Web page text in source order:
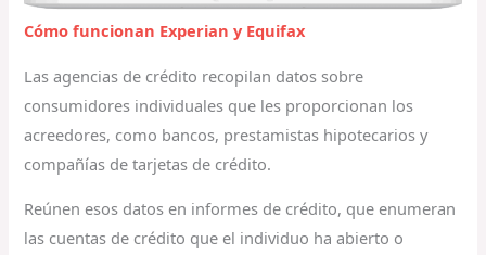
Cómo funcionan Experian y Equifax
Las agencias de crédito recopilan datos sobre
consumidores individuales que les proporcionan los
acreedores, como bancos, prestamistas hipotecarios y
compañías de tarjetas de crédito.
Reúnen esos datos en informes de crédito, que enumeran
las cuentas de crédito que el individuo ha abierto o